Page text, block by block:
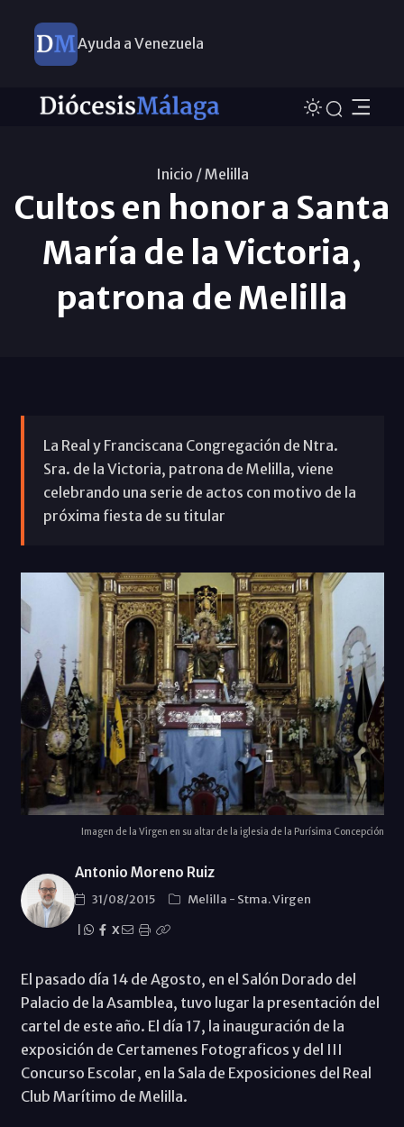
Ayuda a Venezuela
Inicio /Melilla
Cultos en honor a Santa
María de la Victoria,
patrona de Melilla
La Real y Franciscana Congregación de Ntra.
Sra. de la Victoria, patrona de Melilla, viene
celebrando una serie de actos con motivo de la
próxima fiesta de su titular
Imagen de la Virgen en su altar de la iglesia de la Purísima Concepción
Antonio Moreno Ruiz
31/08/2015 Melilla - Stma. Virgen
X
El pasado día 14 de Agosto, en el Salón Dorado del
Palacio de la Asamblea, tuvo lugar la presentación del
cartel de este año. El día 17, la inauguración de la
exposición de Certamenes Fotograficos y del III
Concurso Escolar, en la Sala de Exposiciones del Real
Club Marítimo de Melilla.